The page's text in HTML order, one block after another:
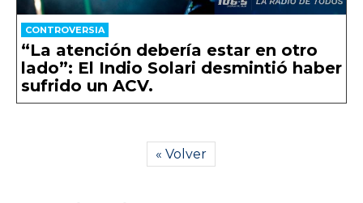
CONTROVERSIA
“La atención debería estar en otro
lado”: El Indio Solari desmintió haber
sufrido un ACV.
« Volver